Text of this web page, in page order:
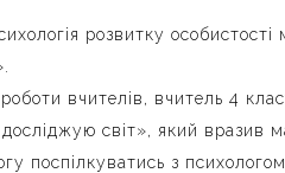
розвитку
вчителів, вчитель 4
світ», який вразив
поспілкуватись з